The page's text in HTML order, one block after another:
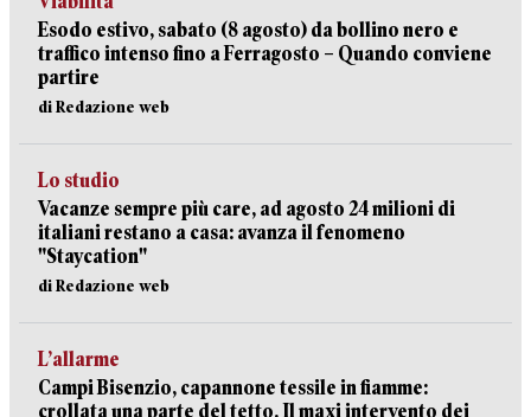
Esodo estivo, sabato (8 agosto) da bollino nero e
traffico intenso fino a Ferragosto – Quando conviene
partire
di Redazione web
Lo studio
Vacanze sempre più care, ad agosto 24 milioni di
italiani restano a casa: avanza il fenomeno
"Staycation"
di Redazione web
L’allarme
Campi Bisenzio, capannone tessile in fiamme:
crollata una parte del tetto. Il maxi intervento dei